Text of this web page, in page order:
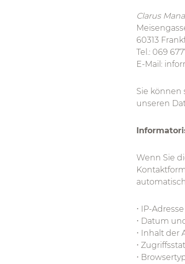
Clarus
60313
Tel.: 069
E-Mail:
Sie können
unseren
Wenn Sie
⋅ IP-Adresse
⋅ Datum
⋅ Inhalt der
⋅
⋅